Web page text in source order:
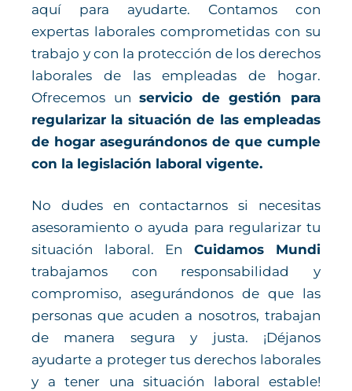
aquí para ayudarte. Contamos con
expertas laborales comprometidas con su
trabajo y con la protección de los derechos
laborales de las empleadas de hogar.
Ofrecemos unservicio de gestión para
regularizar la situación de las empleadas
de hogar asegurándonos de que cumple
con la legislación laboral vigente.
No dudes en contactarnos si necesitas
asesoramiento o ayuda para regularizar tu
situación laboral. En Cuidamos Mundi
trabajamos con responsabilidad y
compromiso, asegurándonos de que las
personas que acuden a nosotros, trabajan
de manera segura y justa. ¡Déjanos
ayudarte a proteger tus derechos laborales
y a tener una situación laboral estable!